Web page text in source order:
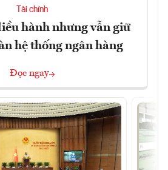
Tài chính
hành nhưng vẫn giữ
hệ thống ngân hàng
Đọc ngay